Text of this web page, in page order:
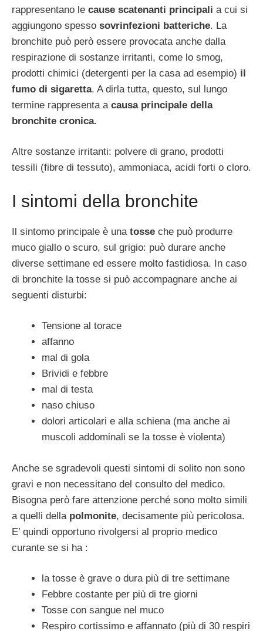
rappresentano le cause scatenanti principali a cui si
aggiungono spesso sovrinfezioni batteriche. La
bronchite può però essere provocata anche dalla
respirazione di sostanze irritanti, come lo smog,
prodotti chimici (detergenti per la casa ad esempio) il
fumo di sigaretta. A dirla tutta, questo, sul lungo
termine rappresenta a causa principale della
bronchite cronica.
Altre sostanze irritanti: polvere di grano, prodotti
tessili (fibre di tessuto), ammoniaca, acidi forti o cloro.
I sintomi della bronchite
Il sintomo principale è una tosse che può produrre
muco giallo o scuro, sul grigio: può durare anche
diverse settimane ed essere molto fastidiosa. In caso
di bronchite la tosse si può accompagnare anche ai
seguenti disturbi:
Tensione al torace
affanno
mal di gola
Brividi e febbre
mal di testa
naso chiuso
dolori articolari e alla schiena (ma anche ai
muscoli addominali se la tosse è violenta)
Anche se sgradevoli questi sintomi di solito non sono
gravi e non necessitano del consulto del medico.
Bisogna però fare attenzione perché sono molto simili
a quelli della polmonite, decisamente più pericolosa.
E’ quindi opportuno rivolgersi al proprio medico
curante se si ha :
la tosse è grave o dura più di tre settimane
Febbre costante per più di tre giorni
Tosse con sangue nel muco
Respiro cortissimo e affannato (più di 30 respiri